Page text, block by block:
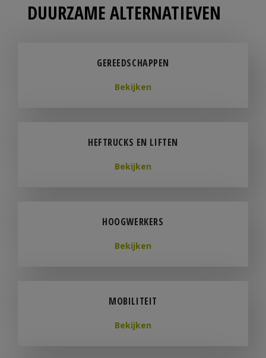
DUURZAME ALTERNATIEVEN
GEREEDSCHAPPEN
Bekijken
HEFTRUCKS EN LIFTEN
Bekijken
HOOGWERKERS
Bekijken
MOBILITEIT
Bekijken